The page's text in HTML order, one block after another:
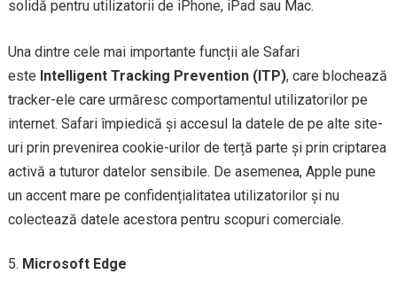
solidă pentru utilizatorii de iPhone, iPad sau Mac.
Una dintre cele mai importante funcții ale Safari
este Intelligent Tracking Prevention (ITP), care blochează
tracker-ele care urmăresc comportamentul utilizatorilor pe
internet. Safari împiedică și accesul la datele de pe alte site-
uri prin prevenirea cookie-urilor de terță parte și prin criptarea
activă a tuturor datelor sensibile. De asemenea, Apple pune
un accent mare pe confidențialitatea utilizatorilor și nu
colectează datele acestora pentru scopuri comerciale.
Microsoft Edge